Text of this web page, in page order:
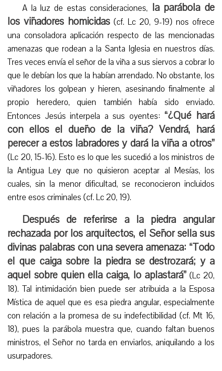
A la luz de estas consideraciones, la parábola de
los viñadores homicidas (cf. Lc 20, 9-19) nos ofrece
una consoladora aplicación respecto de las mencionadas
amenazas que rodean a la Santa Iglesia en nuestros días.
Tres veces envía el señor de la viña a sus siervos a cobrar lo
que le debían los que la habían arrendado. No obstante, los
viñadores los golpean y hieren, asesinando finalmente al
propio heredero, quien también había sido enviado.
Entonces Jesús interpela a sus oyentes: “¿Qué hará
con ellos el dueño de la viña? Vendrá, hará
perecer a estos labradores y dará la viña a otros”
(Lc 20, 15-16). Esto es lo que les sucedió a los ministros de
la Antigua Ley que no quisieron aceptar al Mesías, los
cuales, sin la menor dificultad, se reconocieron incluidos
entre esos criminales (cf. Lc 20, 19).
Después de referirse a la piedra angular
rechazada por los arquitectos, el Señor sella sus
divinas palabras con una severa amenaza: “Todo
el que caiga sobre la piedra se destrozará; y a
aquel sobre quien ella caiga, lo aplastará” (Lc 20,
18). Tal intimidación bien puede ser atribuida a la Esposa
Mística de aquel que es esa piedra angular, especialmente
con relación a la promesa de su indefectibilidad (cf. Mt 16,
18), pues la parábola muestra que, cuando faltan buenos
ministros, el Señor no tarda en enviarlos, aniquilando a los
usurpadores.